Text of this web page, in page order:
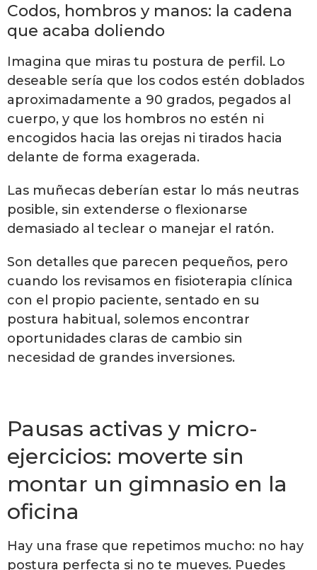
Codos, hombros y manos: la cadena
que acaba doliendo
Imagina que miras tu postura de perfil. Lo
deseable sería que los codos estén doblados
aproximadamente a 90 grados, pegados al
cuerpo, y que los hombros no estén ni
encogidos hacia las orejas ni tirados hacia
delante de forma exagerada.
Las muñecas deberían estar lo más neutras
posible, sin extenderse o flexionarse
demasiado al teclear o manejar el ratón.
Son detalles que parecen pequeños, pero
cuando los revisamos en fisioterapia clínica
con el propio paciente, sentado en su
postura habitual, solemos encontrar
oportunidades claras de cambio sin
necesidad de grandes inversiones.
Pausas activas y micro-
ejercicios: moverte sin
montar un gimnasio en la
oficina
Hay una frase que repetimos mucho: no hay
postura perfecta si no te mueves. Puedes